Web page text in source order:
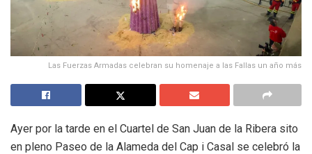
Las Fuerzas Armadas celebran su homenaje a las Fallas un año más
Ayer por la tarde en el Cuartel de San Juan de la Ribera sito
en pleno Paseo de la Alameda del Cap i Casal se celebró la